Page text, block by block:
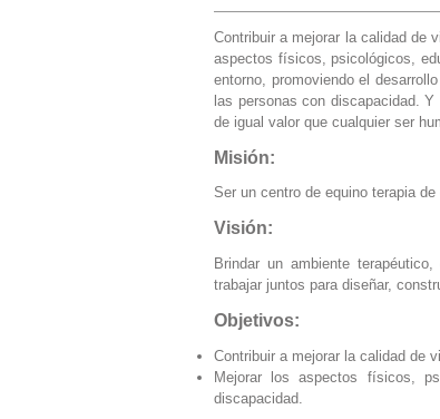
Contribuir a mejorar la calidad de
aspectos físicos, psicológicos,
entorno, promoviendo el
las personas con discapacidad.
de igual valor que cualquier ser
Misión:
Ser un centro de equino terapia
Visión:
Brindar un ambiente
trabajar juntos para diseñar,
Objetivos:
Contribuir a mejorar la calidad de
Mejorar los aspectos físicos,
discapacidad.